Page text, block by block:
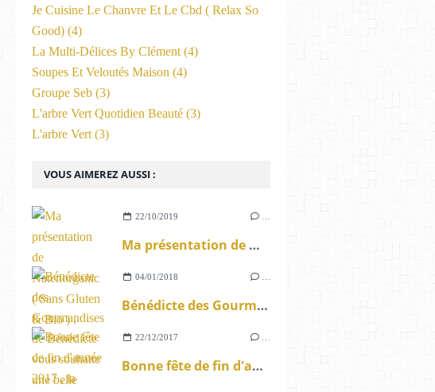
VOUS AIMEREZ AUSSI :
22/10/2019
Ma présentation de Natenorganic ( Sans Gluten & Bio ) .
04/01/2018
Bénédicte des Gourmandises de Bénédicte vous souhaite une belle année 2018 .
22/12/2017
Bonne fête de fin d'année 2017 , la gourmandise n'attend pas .
Je Cuisine Le Chanvre Et Le Cbd ( Relax So
Good) (4)
La Multi-Délices By Clément (4)
Soupes Et Veloutés Maison (4)
Groupe Seb (3)
L'arbre Vert Quotidien Beauté (3)
L'arbre Vert (3)